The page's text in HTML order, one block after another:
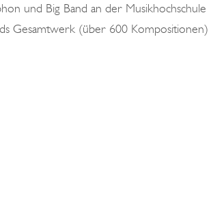
und Big Band an der Musikhochschule
Gesamtwerk (über 600 Kompositionen)